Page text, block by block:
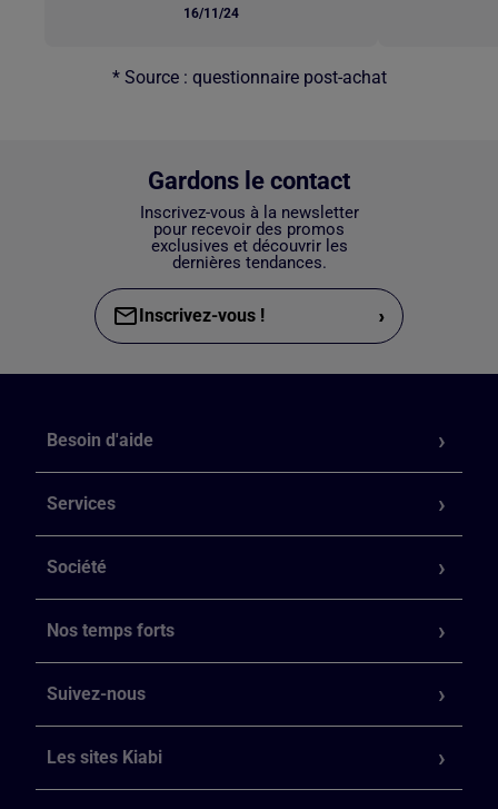
16/11/24
* Source : questionnaire post-achat
Gardons le contact
Inscrivez-vous à la newsletter
pour recevoir des promos
exclusives et découvrir les
dernières tendances.
Inscrivez-vous ! ›
Besoin d'aide
Services
Société
Nos temps forts
Suivez-nous
Les sites Kiabi